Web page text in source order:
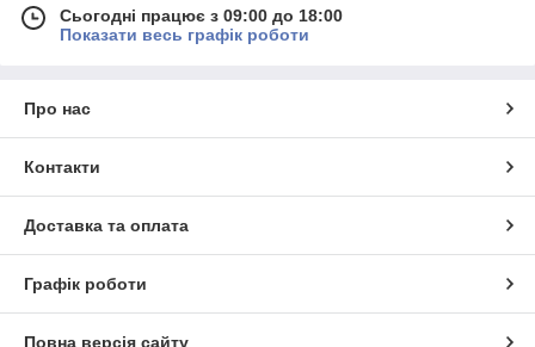
Сьогодні працює з 09:00 до 18:00
Показати весь графік роботи
Про нас
Контакти
Доставка та оплата
Графік роботи
Повна версія сайту